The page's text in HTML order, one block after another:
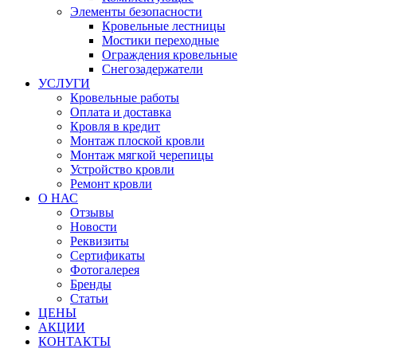
Элементы безопасности
Кровельные лестницы
Мостики переходные
Ограждения кровельные
Снегозадержатели
УСЛУГИ
Кровельные работы
Оплата и доставка
Кровля в кредит
Монтаж плоской кровли
Монтаж мягкой черепицы
Устройство кровли
Ремонт кровли
О НАС
Отзывы
Новости
Реквизиты
Сертификаты
Фотогалерея
Бренды
Статьи
ЦЕНЫ
АКЦИИ
КОНТАКТЫ